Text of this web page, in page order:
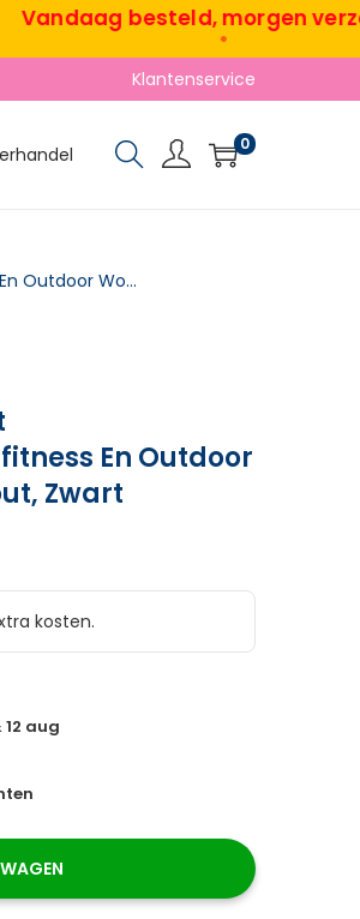
besteld, morgen
Klantenservice
0
3-in-1 Plyo-Box, Sprungbox Met Handvatopeningen, Voor Thuisfitness En Outdoor Workouts, 3 Spronghoogtes, Hout, Zwart
En Outdoor
Zwart
kosten.
12 aug